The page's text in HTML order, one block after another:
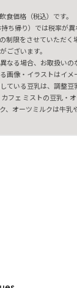
食価格（税込）です。
ち帰り）では税率が
制限をさせていただく
ございます。
なる場合、お取扱いの
画像・イラストはイメ
ている豆乳は、調整豆
フェ ミストの豆乳・
、オーツミルクは牛乳